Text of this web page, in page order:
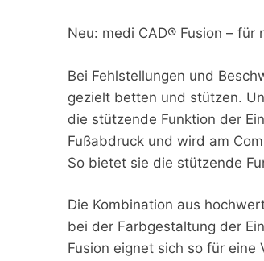
Neu: medi CAD® Fusion – für
Bei Fehlstellungen und
gezielt betten und stützen.
die stützende Funktion der
Fußabdruck und wird am
So bietet sie die stützende
Die Kombination aus
bei der Farbgestaltung der
Fusion eignet sich so für